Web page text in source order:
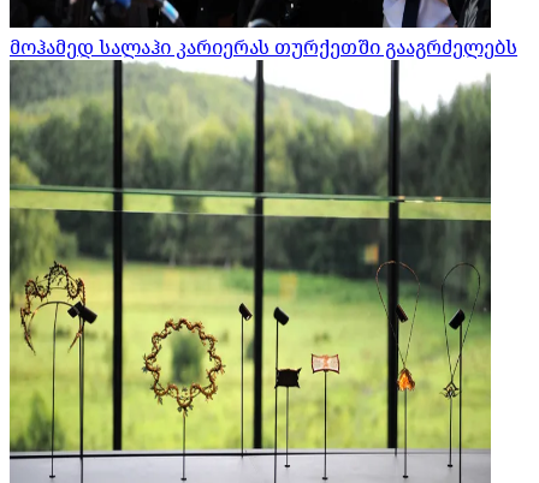
მოჰამედ სალაჰი კარიერას თურქეთში გააგრძელებს